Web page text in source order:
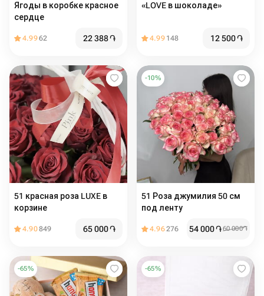
Ягоды в коробке красное
сердце
4.9962 22 388֏
«LOVE в шоколаде»
4.99 148 12 500֏
51 красная роза LUXE в
корзине
4.90849 65 000֏
-10%
51 Роза джумилия 50 см
под ленту
4.96276 54 000֏60 000֏
-65% -65%